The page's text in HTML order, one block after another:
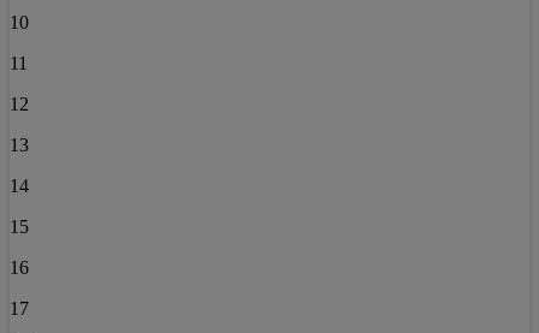
10
11
12
13
14
15
16
17